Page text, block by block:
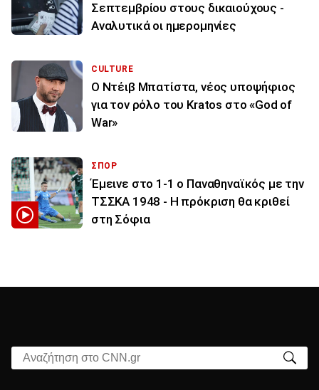
Σεπτεμβρίου στους δικαιούχους -
Αναλυτικά οι ημερομηνίες
CULTURE
Ο Ντέιβ Μπατίστα, νέος υποψήφιος
για τον ρόλο του Kratos στο «God of
War»
ΣΠΟΡ
Έμεινε στο 1-1 ο Παναθηναϊκός με την
ΤΣΣΚΑ 1948 - Η πρόκριση θα κριθεί
στη Σόφια
Αναζήτηση στο CNN.gr